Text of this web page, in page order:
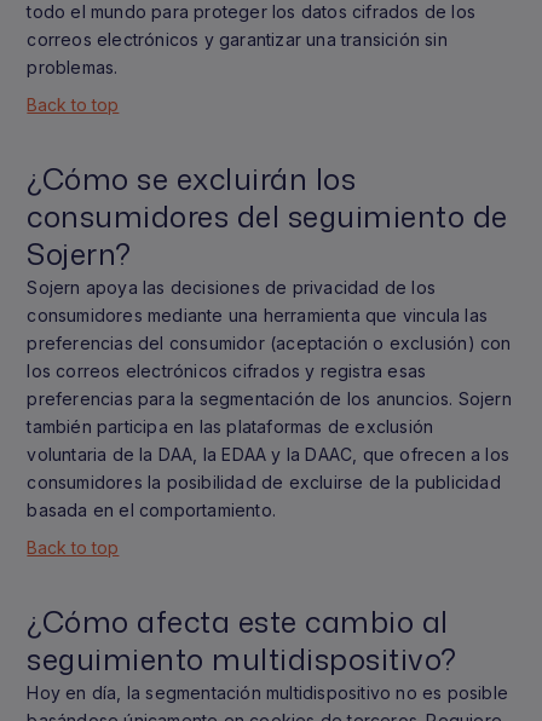
todo el mundo para proteger los datos cifrados de los
correos electrónicos y garantizar una transición sin
problemas.
Back to top
¿Cómo se excluirán los
consumidores del seguimiento de
Sojern?
Sojern apoya las decisiones de privacidad de los
consumidores mediante una herramienta que vincula las
preferencias del consumidor (aceptación o exclusión) con
los correos electrónicos cifrados y registra esas
preferencias para la segmentación de los anuncios. Sojern
también participa en las plataformas de exclusión
voluntaria de la DAA, la EDAA y la DAAC, que ofrecen a los
consumidores la posibilidad de excluirse de la publicidad
basada en el comportamiento.
Back to top
¿Cómo afecta este cambio al
seguimiento multidispositivo?
Hoy en día, la segmentación multidispositivo no es posible